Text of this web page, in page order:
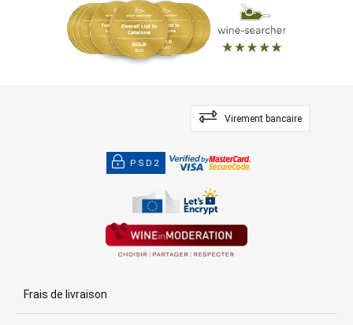
Virement bancaire
PSD2
Frais de livraison